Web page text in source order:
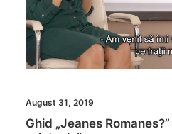
August 31, 2019
Ghid „Jeanes